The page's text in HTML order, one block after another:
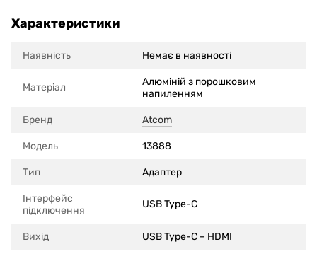
Характеристики
Наявність Немає в наявності
Матеріал
Алюміній з порошковим
напиленням
Бренд Atcom
Модель 13888
Тип Адаптер
Інтерфейс
підключення
USB Type-C
Вихід USB Type-C – HDMI